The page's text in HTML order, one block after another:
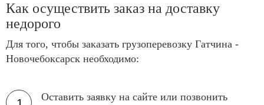
Как осуществить заказ на доставку
недорого
Для того, чтобы заказать грузоперевозку Гатчина -
Новочебоксарск необходимо:
Оставить заявку на сайте или позвонить